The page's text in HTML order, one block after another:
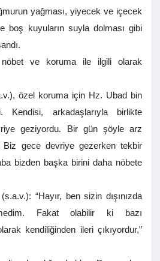
yağması, yiyecek ve içecek
boş kuyuların suyla dolması gibi
nöbet ve koruma ile ilgili olarak
özel koruma için Hz. Ubad bin
Kendisi, arkadaşlarıyla birlikte
geziyordu. Bir gün şöyle arz
Biz gece devriye gezerken tekbir
bizden başka birini daha nöbete
“Hayır, ben sizin dışınızda
Fakat olabilir ki bazı
kendiliğinden ileri çıkıyordur,”